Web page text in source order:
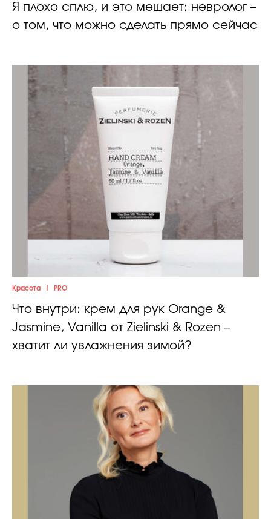
Я плохо сплю, и это мешает: невролог –
о том, что можно сделать прямо сейчас
Красота PRO
Что внутри: крем для рук Orange &
Jasmine, Vanilla от Zielinski & Rozen –
хватит ли увлажнения зимой?